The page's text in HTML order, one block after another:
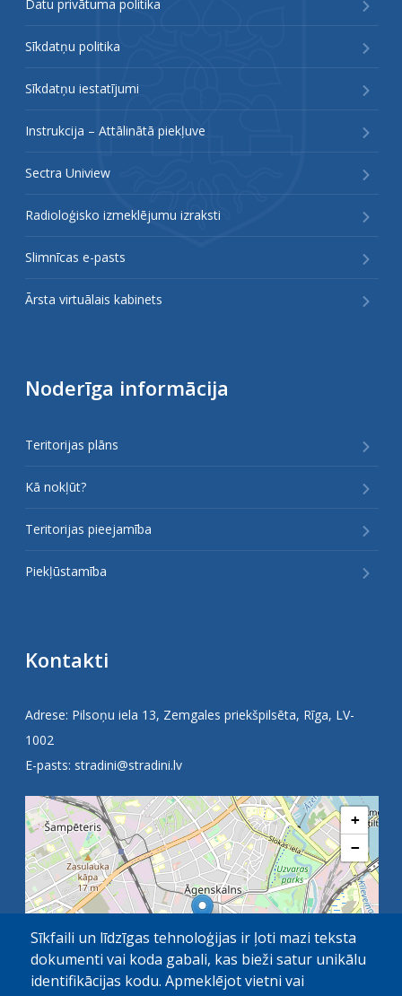
Datu privātuma politika
Sīkdatņu politika
Sīkdatņu iestatījumi
Instrukcija – Attālinātā piekļuve
Sectra Uniview
Radioloģisko izmeklējumu izraksti
Slimnīcas e-pasts
Ārsta virtuālais kabinets
Noderīga informācija
Teritorijas plāns
Kā nokļūt?
Teritorijas pieejamība
Piekļūstamība
Kontakti
Adrese: Pilsoņu iela 13, Zemgales priekšpilsēta, Rīga, LV-
1002
E-pasts: stradini@stradini.lv
+
−
Sīkfaili un līdzīgas tehnoloģijas ir ļoti mazi teksta
dokumenti vai koda gabali, kas bieži satur unikālu
identifikācijas kodu. Apmeklējot vietni vai